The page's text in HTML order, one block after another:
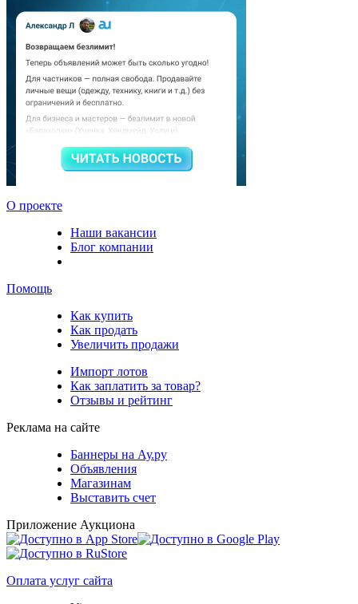
О проекте
Наши вакансии
Блог компании
Помощь
Как купить
Как продать
Увеличить продажи
Импорт лотов
Как заплатить за товар?
Отзывы и рейтинг
Реклама на сайте
Баннеры на Ау.ру
Объявления
Магазинам
Выставить счет
Приложение Аукциона
Оплата услуг сайта